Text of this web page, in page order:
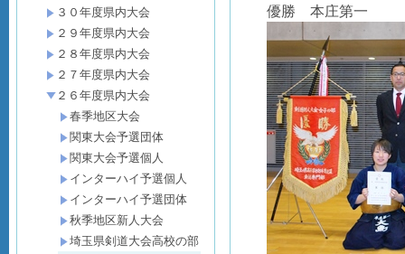
３０年度県内大会
２９年度県内大会
２８年度県内大会
２７年度県内大会
２６年度県内大会
春季地区大会
関東大会予選団体
関東大会予選個人
インターハイ予選個人
インターハイ予選団体
秋季地区新人大会
埼玉県剣道大会高校の部
優勝 本庄第一